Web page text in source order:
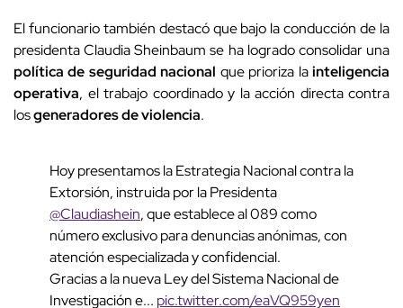
El funcionario también destacó que bajo la conducción de la
presidenta Claudia Sheinbaum se ha logrado consolidar una
política de seguridad nacional que prioriza lainteligencia
operativa, el trabajo coordinado y la acción directa contra
losgeneradores de violencia.
Hoy presentamos la Estrategia Nacional contra la
Extorsión, instruida por la Presidenta
@Claudiashein, que establece al 089 como
número exclusivo para denuncias anónimas, con
atención especializada y confidencial.
Gracias a la nueva Ley del Sistema Nacional de
Investigación e... pic.twitter.com/eaVQ959yen